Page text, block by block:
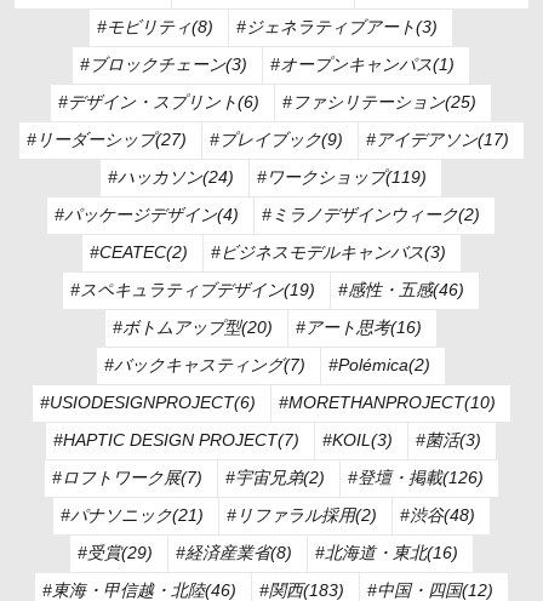
#モビリティ(8)
#ジェネラティブアート(3)
#ブロックチェーン(3)
#オープンキャンパス(1)
#デザイン・スプリント(6)
#ファシリテーション(25)
#リーダーシップ(27)
#プレイブック(9)
#アイデアソン(17)
#ハッカソン(24)
#ワークショップ(119)
#パッケージデザイン(4)
#ミラノデザインウィーク(2)
#CEATEC(2)
#ビジネスモデルキャンバス(3)
#スペキュラティブデザイン(19)
#感性・五感(46)
#ボトムアップ型(20)
#アート思考(16)
#バックキャスティング(7)
#Polémica(2)
#USIODESIGNPROJECT(6)
#MORETHANPROJECT(10)
#HAPTIC DESIGN PROJECT(7)
#KOIL(3)
#菌活(3)
#ロフトワーク展(7)
#宇宙兄弟(2)
#登壇・掲載(126)
#パナソニック(21)
#リファラル採用(2)
#渋谷(48)
#受賞(29)
#経済産業省(8)
#北海道・東北(16)
#東海・甲信越・北陸(46)
#関西(183)
#中国・四国(12)